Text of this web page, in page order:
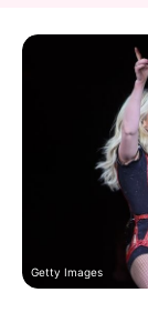
Getty Images